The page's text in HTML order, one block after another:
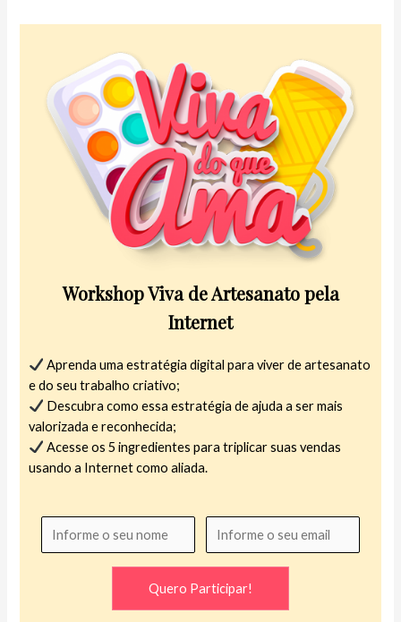
Workshop Viva de Artesanato pela
Internet
Aprenda uma estratégia digital para viver de artesanato
e do seu trabalho criativo;
Descubra como essa estratégia de ajuda a ser mais
valorizada e reconhecida;
Acesse os 5 ingredientes para triplicar suas vendas
usando a Internet como aliada.
Quero Participar!